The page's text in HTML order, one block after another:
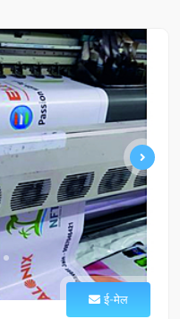
ई-मेल